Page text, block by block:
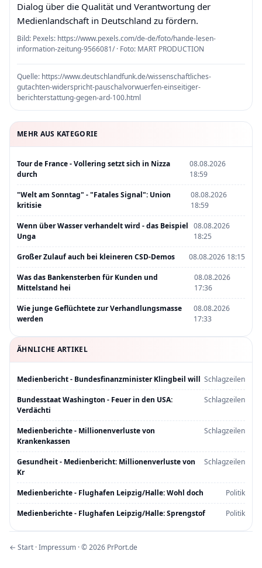
Dialog über die Qualität und Verantwortung der
Medienlandschaft in Deutschland zu fördern.
Bild: Pexels: https://www.pexels.com/de-de/foto/hande-lesen-
information-zeitung-9566081/ · Foto: MART PRODUCTION
Quelle: https://www.deutschlandfunk.de/wissenschaftliches-
gutachten-widerspricht-pauschalvorwuerfen-einseitiger-
berichterstattung-gegen-ard-100.html
MEHR AUS KATEGORIE
Tour de France - Vollering setzt sich in Nizza
durch
08.08.2026
18:59
"Welt am Sonntag" - "Fatales Signal": Union
kritisie
08.08.2026
18:59
Wenn über Wasser verhandelt wird - das Beispiel
Unga
08.08.2026
18:25
Großer Zulauf auch bei kleineren CSD-Demos 08.08.2026 18:15
Was das Bankensterben für Kunden und
Mittelstand hei
08.08.2026
17:36
Wie junge Geflüchtete zur Verhandlungsmasse
werden
08.08.2026
17:33
ÄHNLICHE ARTIKEL
Medienbericht - Bundesfinanzminister Klingbeil will Schlagzeilen
Bundesstaat Washington - Feuer in den USA:
Verdächti
Schlagzeilen
Medienberichte - Millionenverluste von
Krankenkassen
Schlagzeilen
Gesundheit - Medienbericht: Millionenverluste von
Kr
Schlagzeilen
Medienberichte - Flughafen Leipzig/Halle: Wohl doch Politik
Medienberichte - Flughafen Leipzig/Halle: Sprengstof Politik
← Start ·Impressum · © 2026 PrPort.de